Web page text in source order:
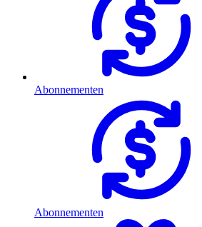
Abonnementen
Abonnementen